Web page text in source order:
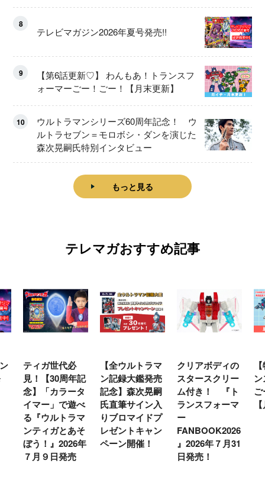
8
テレビマガジン2026年夏号発売!!
9
【第6話更新♡】 わんもあ！トランスフ
ォーマーごー！ごー！【月末更新】
10
ウルトラマンシリーズ60周年記念！ ウ
ルトラセブン＝モロボシ・ダンを演じた
森次晃嗣氏特別インタビュー
もっと見る
テレマガおすすめ記事
ティガ世代必
見！【30周年記
念】「カラータ
イマー」で遊べ
る『ウルトラマ
ンティガとあそ
ぼう！』2026年
７月９日発売
【全ウルトラマ
ン記録大鑑発売
記念】森次晃嗣
氏直筆サイン入
りブロマイドプ
レゼントキャン
ペーン開催！
クリアボディの
スタースクリー
ム付き！ 『ト
ランスフォーマ
ー
FANBOOK2026
』2026年７月31
日発売！